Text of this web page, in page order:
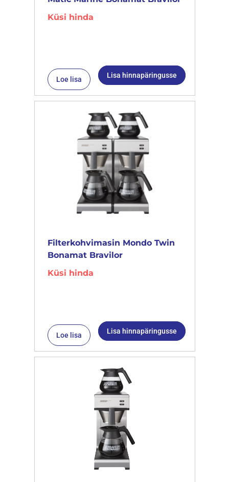
Küsi hinda
Loe lisa Lisa hinnapäringusse
Filterkohvimasin Mondo Twin
Bonamat Bravilor
Küsi hinda
Loe lisa Lisa hinnapäringusse